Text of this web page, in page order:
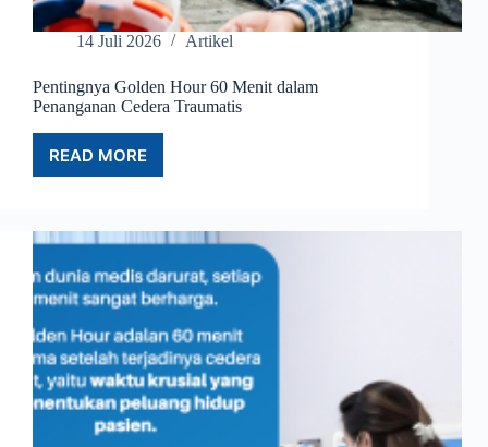
14 Juli 2026 Artikel
Pentingnya Golden Hour 60 Menit dalam
Penanganan Cedera Traumatis
READ MOREPENTINGNYA
MENIT
DALAM
PENANGANAN
CEDERA
TRAUMATIS